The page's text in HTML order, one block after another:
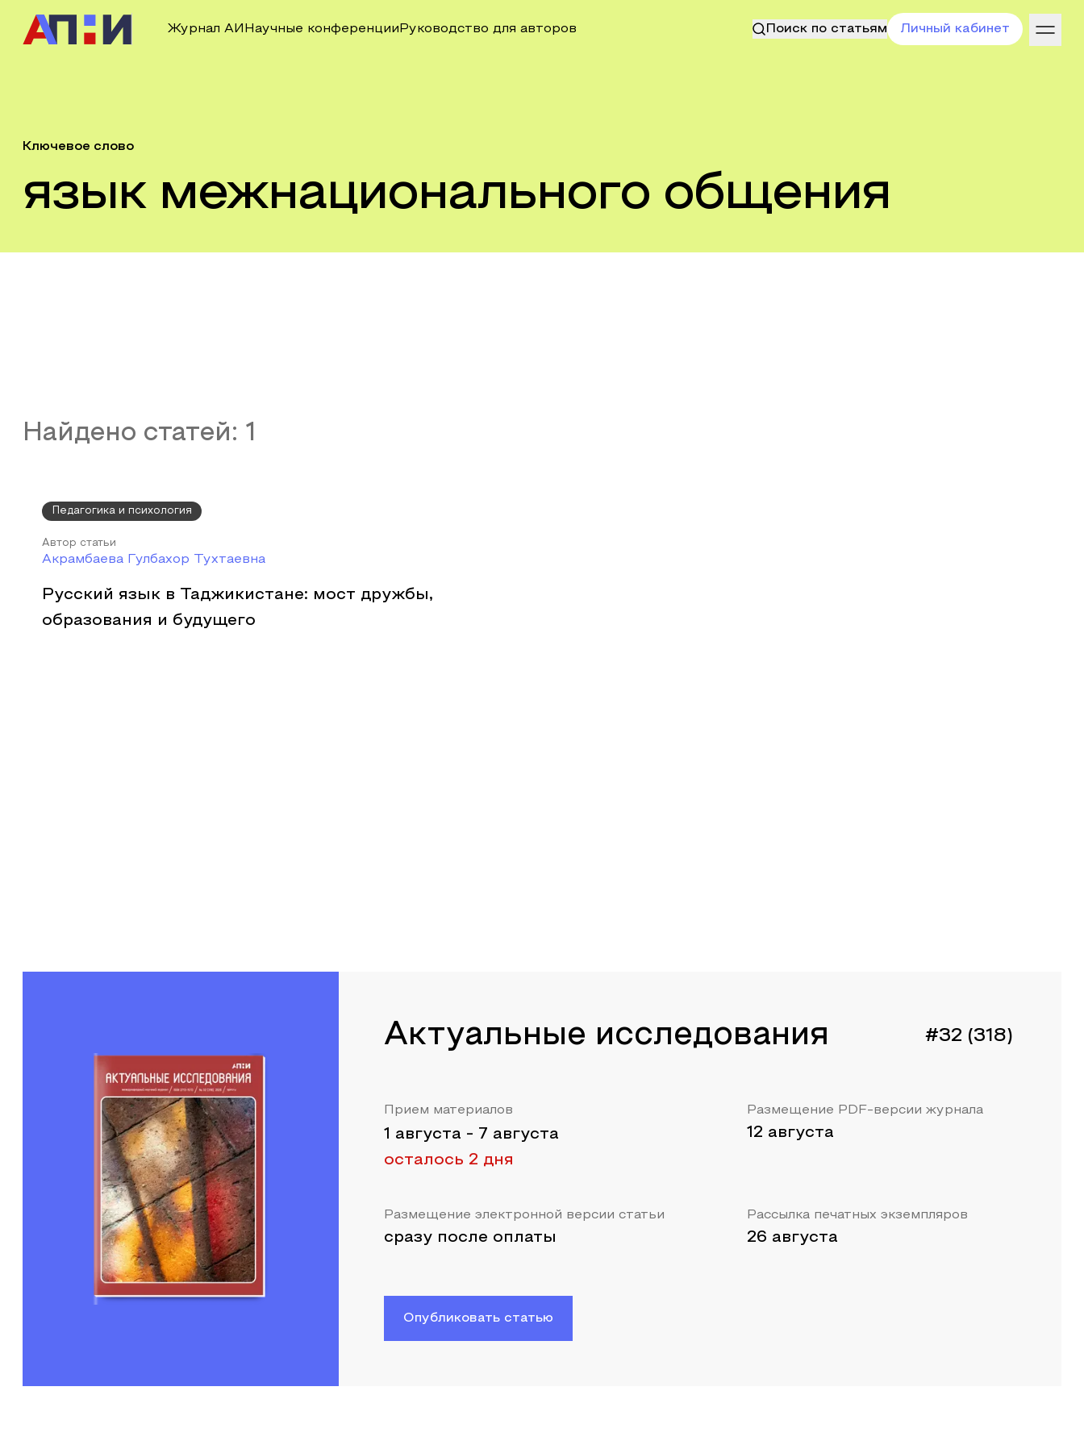
Журнал АИ Научные конференции Руководство для авторов Поиск по статьям Личный кабинет
Ключевое слово
язык межнационального общения
Найдено статей: 1
Педагогика и психология
Автор статьи
Акрамбаева Гулбахор Тухтаевна
Русский язык в Таджикистане: мост дружбы,
образования и будущего
Актуальные исследования #32 (318)
Прием материалов
1 августа - 7 августа
осталось 2 дня
Размещение PDF-версии журнала
12 августа
Размещение электронной версии статьи
сразу после оплаты
Рассылка печатных экземпляров
26 августа
Опубликовать статью